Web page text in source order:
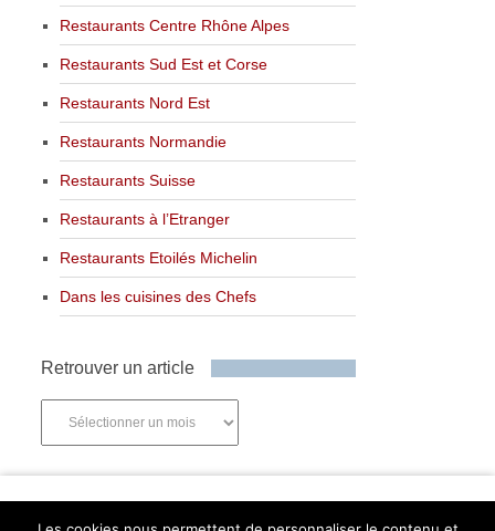
Restaurants Centre Rhône Alpes
Restaurants Sud Est et Corse
Restaurants Nord Est
Restaurants Normandie
Restaurants Suisse
Restaurants à l’Etranger
Restaurants Etoilés Michelin
Dans les cuisines des Chefs
Retrouver un article